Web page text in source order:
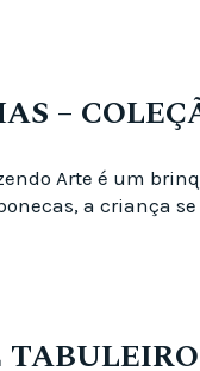
–
Arte é um
a criança
TABULEIRO